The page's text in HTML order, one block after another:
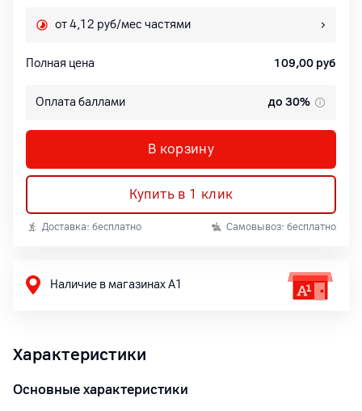
от 4,12 руб/мес частями
Полная цена 109,00 руб
Оплата баллами до 30%
В корзину
Купить в 1 клик
Доставка: бесплатно Самовывоз: бесплатно
Наличие в магазинах А1
Характеристики
Основные характеристики